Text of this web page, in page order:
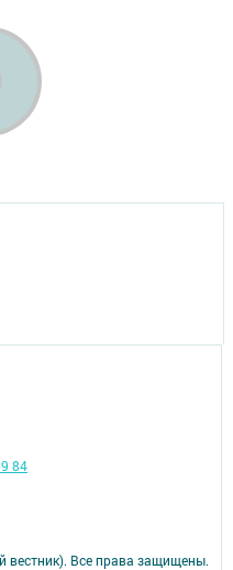
вестник). Все права защищены.
84